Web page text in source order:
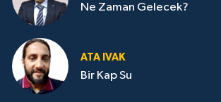
Ne Zaman Gelecek?
ATA IVAK
Bir Kap Su